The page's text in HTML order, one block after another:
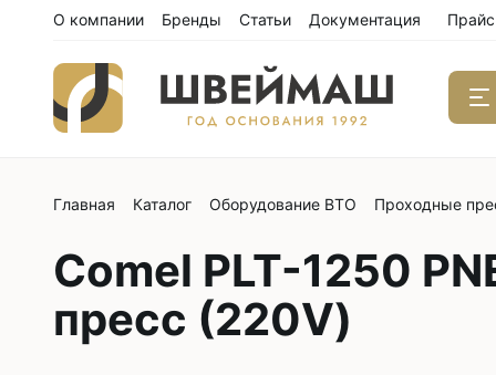
О компании Бренды Статьи Документация Прайс
С
Главная Каталог Оборудование ВТО Проходные
Comel PLT-1250
пресс (220V)